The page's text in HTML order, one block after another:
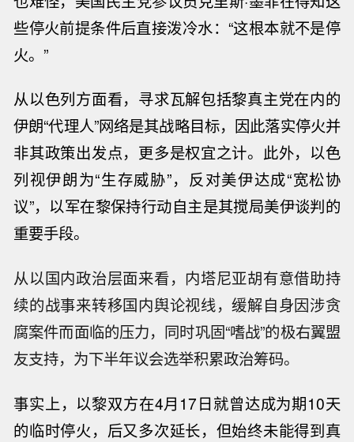
些停火前提条件后直接泼冷水：“这根本就不是停
火。”
从以色列方面看，寻求瓦解包括黎真主党在内的
伊朗“代理人”网络是其战略目标，因此落实停火并
非其政策出发点，更多是权宜之计。此外，以色
列视伊朗为“生存威胁”，反对美伊达成“宽松协
议”，以军在黎保持行动自主是其搅局美伊谈判的
重要手段。
从以国内政治层面来看，内塔尼亚胡有意借助持
续的战事来转移国内舆论视线，缓解自身因涉贪
腐案件而面临的压力，同时巩固“嗜战”的极右翼盟
友支持，为下半年议会选举积累政治筹码。
事实上，以黎双方在4月17日就曾达成为期10天
的临时停火，后又多次延长，但始终未能得到真